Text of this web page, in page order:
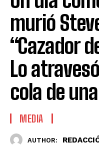
murió
“Cazador
Lo
cola de
MEDIA
AUTHOR: